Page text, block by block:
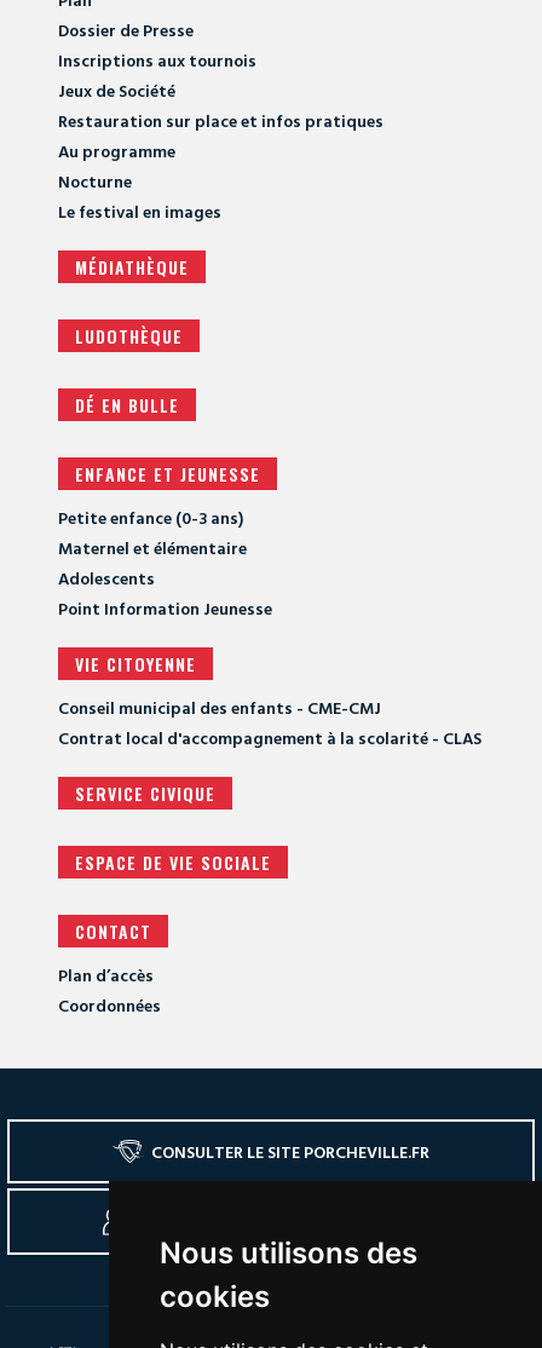
Nous utilisons des
cookies
Dossier de Presse
Inscriptions aux tournois
Jeux de Société
Restauration sur place et infos pratiques
Au programme
Nocturne
Le festival en images
MÉDIATHÈQUE
LUDOTHÈQUE
DÉ EN BULLE
ENFANCE ET JEUNESSE
Petite enfance (0-3 ans)
Maternel et élémentaire
Adolescents
Point Information Jeunesse
VIE CITOYENNE
Conseil municipal des enfants - CME-CMJ
Contrat local d'accompagnement à la scolarité - CLAS
SERVICE CIVIQUE
ESPACE DE VIE SOCIALE
CONTACT
Plan d’accès
Coordonnées
CONSULTER LE SITE PORCHEVILLE.FR